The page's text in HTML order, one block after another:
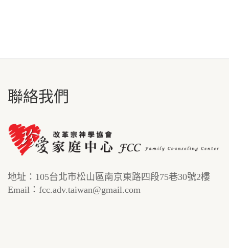
聯絡我們
地址：105台北市松山區南京東路四段75巷30號2樓
Email：fcc.adv.taiwan@gmail.com